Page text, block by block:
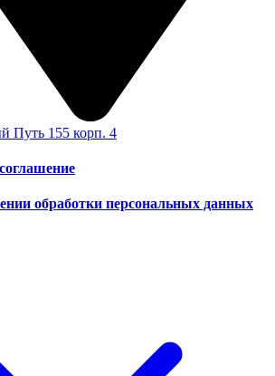
Путь 155 корп. 4
обработки персональных данных